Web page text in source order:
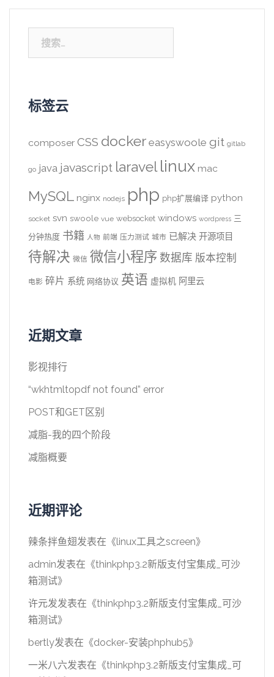
索：
标签云
composer CSS docker easyswoole git gitlab
go java javascript laravel linux mac
MySQL nginx nodejs php php扩展编译 python
socket svn swoole vue websocket windows wordpress 三
分钟热度 书籍 人物 前端 压力测试 城市 已解决 开源项目
待解决 微信 微信小程序 数据库 版本控制
电影 碎片 系统 网络协议 英语 虚拟机 阿里云
近期文章
影视排行
“wkhtmltopdf not found” error
POST和GET区别
减脂-我的四个阶段
减脂概要
近期评论
辣条拌鱼翅发表在《linux工具之screen》
admin发表在《thinkphp3.2新版支付宝集成_可沙
箱测试》
许元发发表在《thinkphp3.2新版支付宝集成_可沙
箱测试》
bertly发表在《docker-安装phphub5》
一米八六发表在《thinkphp3.2新版支付宝集成_可